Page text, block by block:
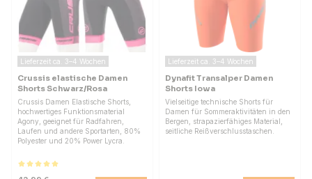
Lieferzeit ca. 3–4 Wochen
Crussis elastische Damen
Shorts Schwarz/Rosa
Crussis Damen Elastische Shorts,
hochwertiges Funktionsmaterial
Agony, geeignet für Radfahren,
Laufen und andere Sportarten, 80%
Polyester und 20% Power Lycra.
Lieferzeit ca. 3–4 Wochen
Dynafit Transalper Damen
Shorts Iowa
Vielseitige technische Shorts für
Damen für Sommeraktivitäten in den
Bergen, strapazierfähiges Material,
seitliche Reißverschlusstaschen.